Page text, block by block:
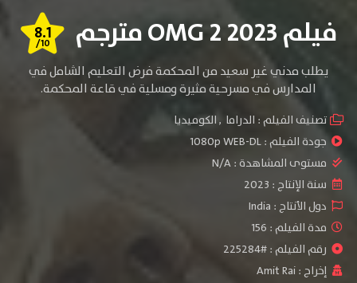
فيلم OMG 2 2023 مترجم 8.1
/10
يطلب مدني غير سعيد من المحكمة فرض التعليم الشامل في
المدارس في مسرحية مثيرة ومسلية في قاعة المحكمة.
تصنيف الفيلم : الدراما ,الكوميديا
جودة الفيلم :1080p WEB-DL
مستوى المشاهدة :N/A
سنة الإنتاج : 2023
دول الأنتاج : India
مدة الفيلم : 156
رقم الفيلم : #225284
إخراج :Amit Rai